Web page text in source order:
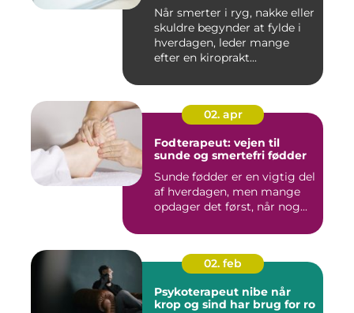
Når smerter i ryg, nakke eller
skuldre begynder at fylde i
hverdagen, leder mange
efter en kiroprakt...
02. apr
Fodterapeut: vejen til
sunde og smertefri fødder
Sunde fødder er en vigtig del
af hverdagen, men mange
opdager det først, når nog...
02. feb
Psykoterapeut nibe når
krop og sind har brug for ro